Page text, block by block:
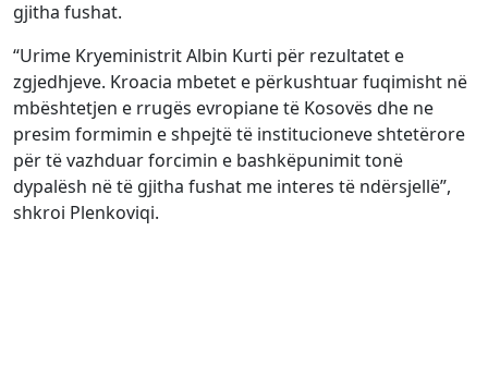
gjitha fushat.
“Urime Kryeministrit Albin Kurti për rezultatet e
zgjedhjeve. Kroacia mbetet e përkushtuar fuqimisht në
mbështetjen e rrugës evropiane të Kosovës dhe ne
presim formimin e shpejtë të institucioneve shtetërore
për të vazhduar forcimin e bashkëpunimit tonë
dypalësh në të gjitha fushat me interes të ndërsjellë”,
shkroi Plenkoviqi.